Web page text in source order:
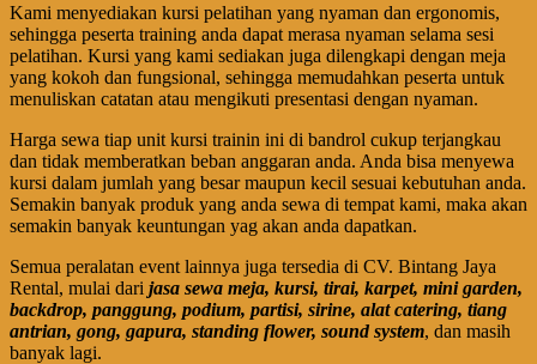
Kami menyediakan kursi pelatihan yang nyaman dan ergonomis,
sehingga peserta training anda dapat merasa nyaman selama sesi
pelatihan. Kursi yang kami sediakan juga dilengkapi dengan meja
yang kokoh dan fungsional, sehingga memudahkan peserta untuk
menuliskan catatan atau mengikuti presentasi dengan nyaman.
Harga sewa tiap unit kursi trainin ini di bandrol cukup terjangkau
dan tidak memberatkan beban anggaran anda. Anda bisa menyewa
kursi dalam jumlah yang besar maupun kecil sesuai kebutuhan anda.
Semakin banyak produk yang anda sewa di tempat kami, maka akan
semakin banyak keuntungan yag akan anda dapatkan.
Semua peralatan event lainnya juga tersedia di CV. Bintang Jaya
Rental, mulai dari jasa sewa meja, kursi, tirai, karpet, mini garden,
backdrop, panggung, podium, partisi, sirine, alat catering, tiang
antrian, gong, gapura, standing flower, sound system, dan masih
banyak lagi.